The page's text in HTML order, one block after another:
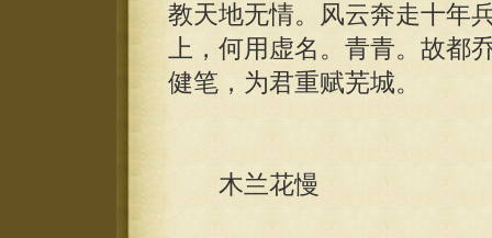
教天地无情。风云奔走十年
上，何用虚名。青青。故都
健笔，为君重赋芜城。
木兰花慢